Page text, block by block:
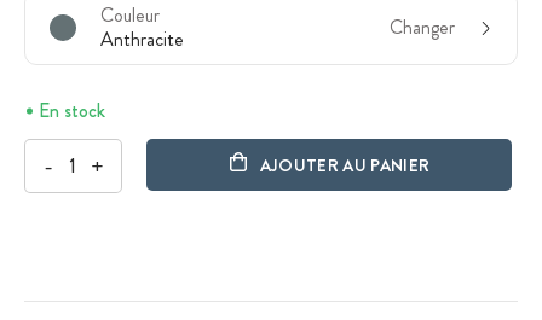
Couleur
Anthracite
Changer
En stock
- + AJOUTER AU PANIER